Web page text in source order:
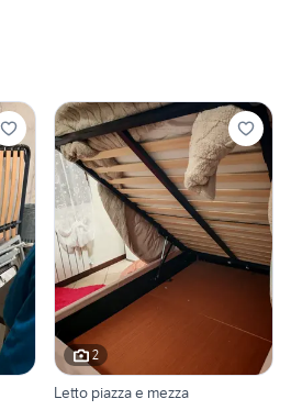
2
Letto piazza e mezza